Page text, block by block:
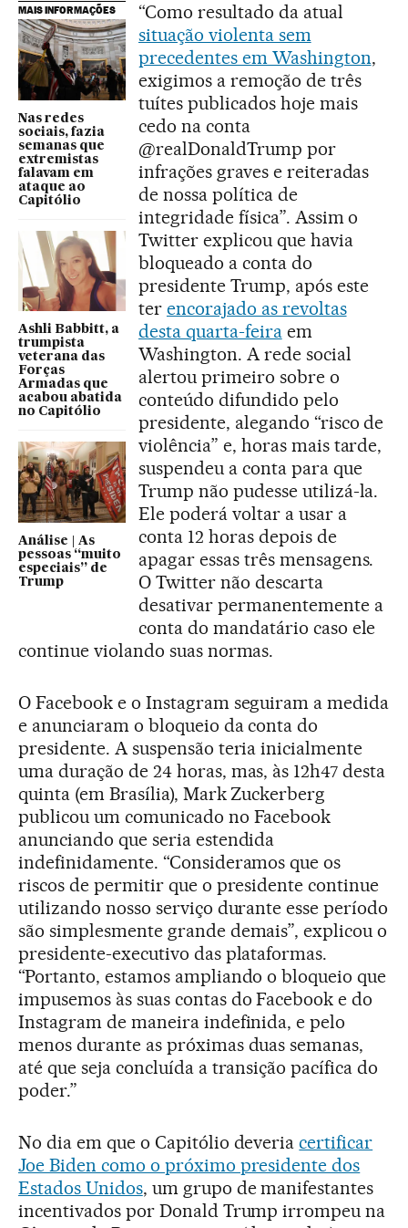
MAIS INFORMAÇÕES
Nas redes
sociais, fazia
semanas que
extremistas
falavam em
ataque ao
Capitólio
Ashli Babbitt, a
trumpista
veterana das
Forças
Armadas que
acabou abatida
no Capitólio
Análise | As
pessoas “muito
especiais” de
Trump
“Como resultado da atual
situação violenta sem
precedentes em Washington,
exigimos a remoção de três
tuítes publicados hoje mais
cedo na conta
@realDonaldTrump por
infrações graves e reiteradas
de nossa política de
integridade física”. Assim o
Twitter explicou que havia
bloqueado a conta do
presidente Trump, após este
ter encorajado as revoltas
desta quarta-feira em
Washington. A rede social
alertou primeiro sobre o
conteúdo difundido pelo
presidente, alegando “risco de
violência” e, horas mais tarde,
suspendeu a conta para que
Trump não pudesse utilizá-la.
Ele poderá voltar a usar a
conta 12 horas depois de
apagar essas três mensagens.
O Twitter não descarta
desativar permanentemente a
conta do mandatário caso ele
continue violando suas normas.
O Facebook e o Instagram seguiram a medida
e anunciaram o bloqueio da conta do
presidente. A suspensão teria inicialmente
uma duração de 24 horas, mas, às 12h47 desta
quinta (em Brasília), Mark Zuckerberg
publicou um comunicado no Facebook
anunciando que seria estendida
indefinidamente. “Consideramos que os
riscos de permitir que o presidente continue
utilizando nosso serviço durante esse período
são simplesmente grande demais”, explicou o
presidente-executivo das plataformas.
“Portanto, estamos ampliando o bloqueio que
impusemos às suas contas do Facebook e do
Instagram de maneira indefinida, e pelo
menos durante as próximas duas semanas,
até que seja concluída a transição pacífica do
poder.”
No dia em que o Capitólio deveriacertificar
Joe Biden como o próximo presidente dos
Estados Unidos, um grupo de manifestantes
incentivados por Donald Trump irrompeu na